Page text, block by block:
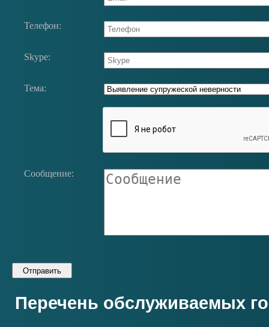
Телефон:
Skype:
Тема:
Сообщение:
Перечень обслуживаемых